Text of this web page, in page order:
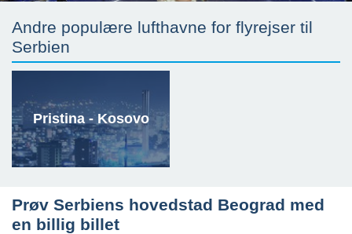
Andre populære lufthavne for flyrejser til
Serbien
Pristina - Kosovo
Prøv Serbiens hovedstad Beograd med
en billig billet